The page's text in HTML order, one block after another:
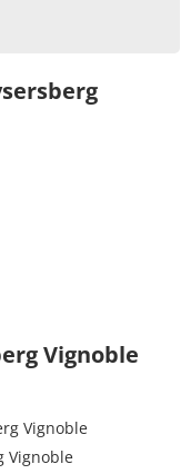
Vignoble
Vignoble
Vignoble